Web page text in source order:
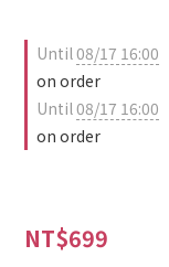
Until08/17 16:00
on order
Until08/17 16:00
on order
NT$699